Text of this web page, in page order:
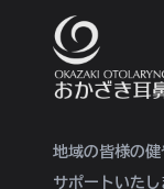
地域の皆様の
サポートいたし